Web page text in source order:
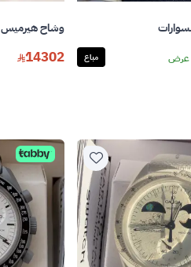
عرض مباع
وشاح هيرميس
14302